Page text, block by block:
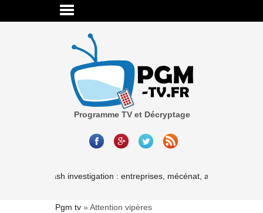
Programme TV et Décryptage
Cash investigation : entreprises, mécénat, associations-les
Pgm tv » Attention vipères